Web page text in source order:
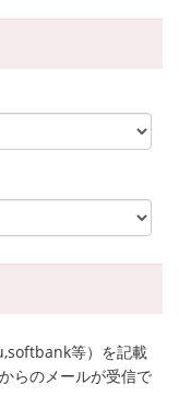
等）を記載
らのメールが受信で